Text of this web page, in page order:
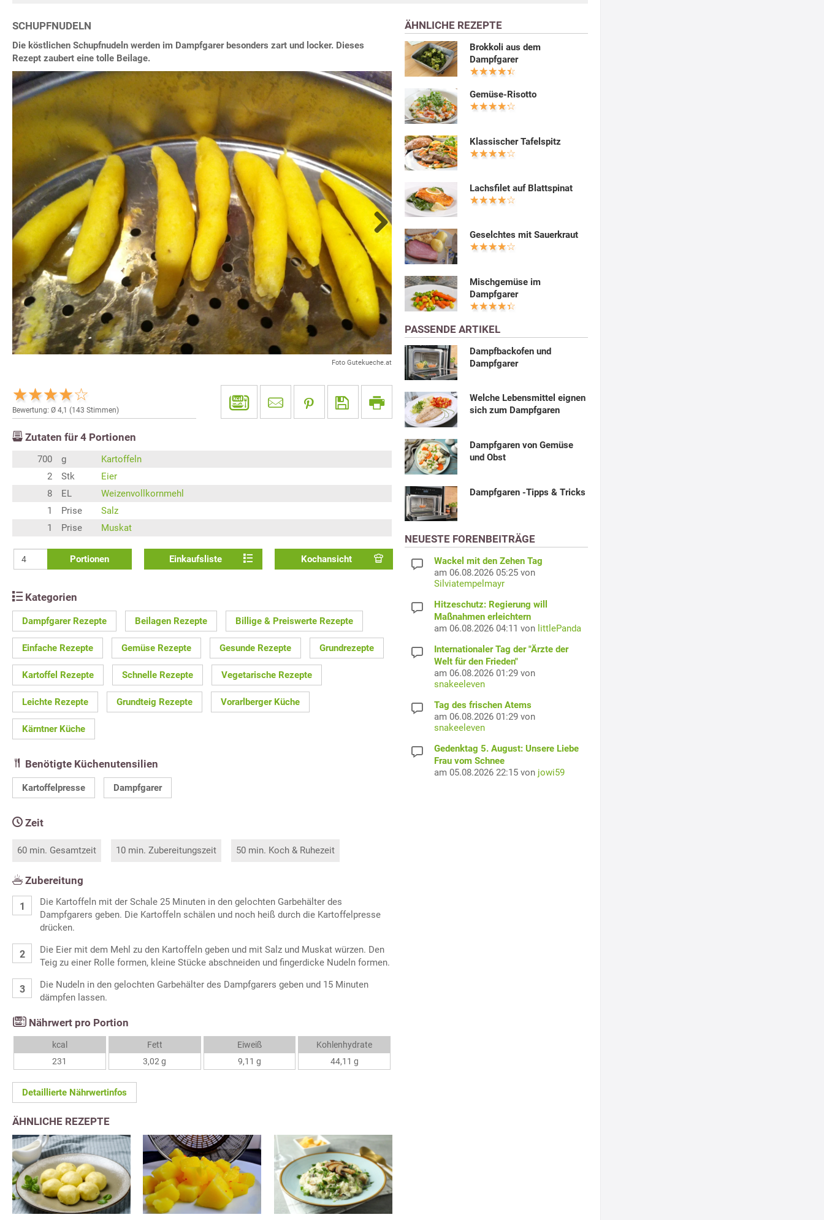
SCHUPFNUDELN
Die köstlichen Schupfnudeln werden im Dampfgarer besonders zart und locker. Dieses
Rezept zaubert eine tolle Beilage.
Foto Gutekueche.at
Next
Bewertung: Ø 4,1 (143 Stimmen)
Zutaten für 4 Portionen
700 g
Kartoffeln
2
Stk
Eier
8
EL
Weizenvollkornmehl
1
Prise
Salz
1
Prise Muskat
Portionen Einkaufsliste Kochansicht
Kategorien
Dampfgarer Rezepte Beilagen Rezepte Billige & Preiswerte Rezepte
Einfache Rezepte Gemüse Rezepte Gesunde Rezepte Grundrezepte
Kartoffel Rezepte Schnelle Rezepte Vegetarische Rezepte
Leichte Rezepte Grundteig Rezepte Vorarlberger Küche
Kärntner Küche
Benötigte Küchenutensilien
Kartoffelpresse Dampfgarer
Zeit
60 min. Gesamtzeit 10 min. Zubereitungszeit 50 min. Koch & Ruhezeit
Zubereitung
Die Kartoffeln mit der Schale 25 Minuten in den gelochten Garbehälter des
Dampfgarers geben. Die Kartoffeln schälen und noch heiß durch die Kartoffelpresse
drücken.
Die Eier mit dem Mehl zu den Kartoffeln geben und mit Salz und Muskat würzen. Den
Teig zu einer Rolle formen, kleine Stücke abschneiden und fingerdicke Nudeln formen.
Die Nudeln in den gelochten Garbehälter des Dampfgarers geben und 15 Minuten
dämpfen lassen.
Nährwert pro Portion
kcal
231
Fett
3,02 g
Eiweiß
9,11 g
Kohlenhydrate
44,11 g
Detaillierte Nährwertinfos
ÄHNLICHE REZEPTE
ÄHNLICHE REZEPTE
Brokkoli aus dem
Dampfgarer
Gemüse-Risotto
Klassischer Tafelspitz
Lachsfilet auf Blattspinat
Geselchtes mit Sauerkraut
Mischgemüse im
Dampfgarer
PASSENDE ARTIKEL
Dampfbackofen und
Dampfgarer
Welche Lebensmittel eignen
sich zum Dampfgaren
Dampfgaren von Gemüse
und Obst
Dampfgaren -Tipps & Tricks
NEUESTE FORENBEITRÄGE
Wackel mit den Zehen Tag
am 06.08.2026 05:25 von
Silviatempelmayr
Hitzeschutz: Regierung will
Maßnahmen erleichtern
am 06.08.2026 04:11 von littlePanda
Internationaler Tag der "Ärzte der
Welt für den Frieden"
am 06.08.2026 01:29 von
snakeeleven
Tag des frischen Atems
am 06.08.2026 01:29 von
snakeeleven
Gedenktag 5. August: Unsere Liebe
Frau vom Schnee
am 05.08.2026 22:15 von jowi59